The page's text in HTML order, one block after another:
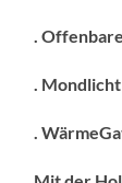
.
. Mondlicht
.